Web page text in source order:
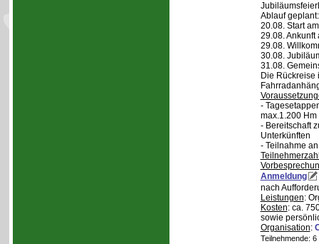
Ablauf geplant:
20.08. Start
29.08. Ankunft
29.08.
30.08.
31.08.
Die Rückreise
-
max.1.200 Hm
- Bereitschaft
Unterkünften
- Teilnahme
Anmeldung
nach
Leistungen:
Kosten: ca.
sowie
Organisation:
Teilnehmende: